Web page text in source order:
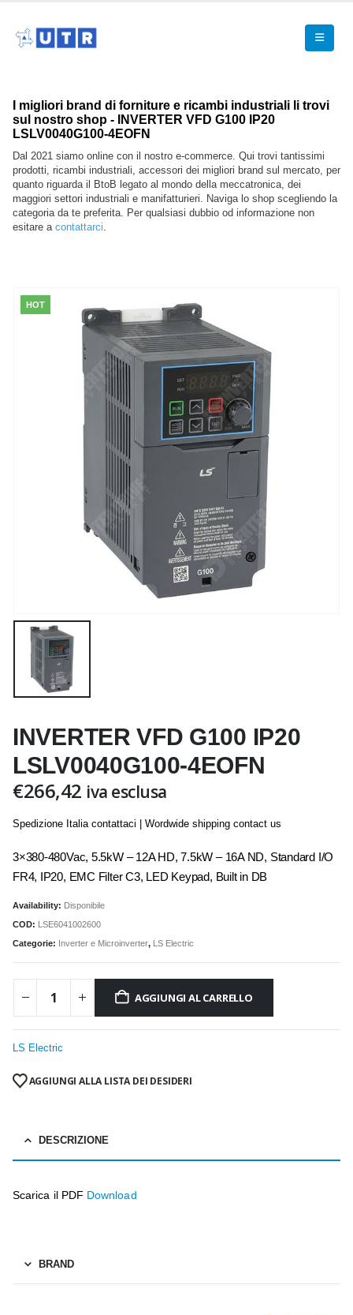
I migliori brand di forniture e ricambi industriali li trovi
sul nostro shop - INVERTER VFD G100 IP20
LSLV0040G100-4EOFN
Dal 2021 siamo online con il nostro e-commerce. Qui trovi tantissimi
prodotti, ricambi industriali, accessori dei migliori brand sul mercato, per
quanto riguarda il BtoB legato al mondo della meccatronica, dei
maggiori settori industriali e manifatturieri. Naviga lo shop scegliendo la
categoria da te preferita. Per qualsiasi dubbio od informazione non
esitare a contattarci.
HOT
INVERTER VFD G100 IP20
LSLV0040G100-4EOFN
€266,42 iva esclusa
Spedizione Italia contattaci | Wordwide shipping contact us
3×380-480Vac, 5.5kW – 12A HD, 7.5kW – 16A ND, Standard I/O
FR4, IP20, EMC Filter C3, LED Keypad, Built in DB
Availability: Disponibile
COD: LSE6041002600
Categorie: Inverter e Microinverter, LS Electric
AGGIUNGI AL CARRELLO
LS Electric
AGGIUNGI ALLA LISTA DEI DESIDERI
DESCRIZIONE
Scarica il PDF Download
BRAND